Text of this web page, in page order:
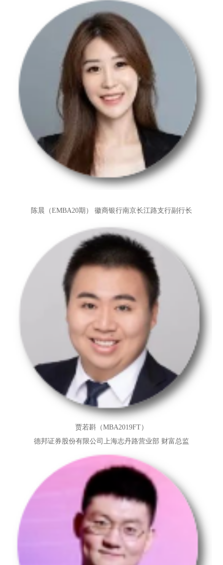
陈晨（EMBA20期） 徽商银行南京长江路支行副行长
贾若斟（MBA2019FT）
德邦证券股份有限公司上海志丹路营业部 财富总监